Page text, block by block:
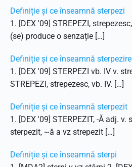
Definiție și ce înseamnă sterpezi
1. [DEX '09] STREPEZI,
(se) produce o senzație […]
Definiție și ce înseamnă sterpezire
1. [DEX '09] STERPEZI vb. IV v.
STREPEZI, strepezesc, vb. IV. […]
Definiție și ce înseamnă sterpezit
1. [DEX '09] STERPEZIT, -Ă adj. v.
sterpezit, ~ă a vz strepezit […]
Definiție și ce înseamnă sterpi